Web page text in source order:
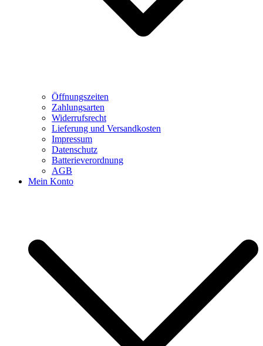
Öffnungszeiten
Zahlungsarten
Widerrufsrecht
Lieferung und Versandkosten
Impressum
Datenschutz
Batterieverordnung
AGB
Mein Konto